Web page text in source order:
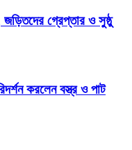
জড়িতদের গ্রেপ্তার ও সুষ্ঠু
করলেন বস্ত্র ও পাট